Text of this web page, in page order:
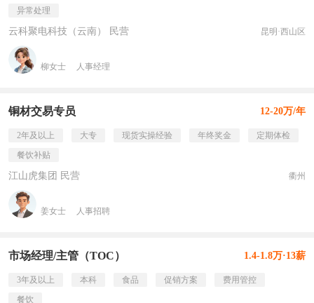
异常处理
云科聚电科技（云南） 民营 昆明·西山区
柳女士 人事经理
铜材交易专员 12-20万/年
2年及以上 大专 现货实操经验 年终奖金
定期体检
餐饮补贴
江山虎集团 民营 衢州
姜女士 人事招聘
市场经理/主管（TOC） 1.4-1.8万·13薪
3年及以上 本科 食品 促销方案
费用管控
餐饮